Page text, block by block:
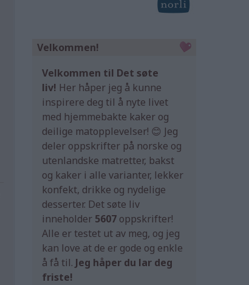
Velkommen!
Velkommen til Det søte
liv! Her håper jeg å kunne
inspirere deg til å nyte livet
med hjemmebakte kaker og
deilige matopplevelser! 😊 Jeg
deler oppskrifter på norske og
utenlandske matretter, bakst
og kaker i alle varianter, lekker
konfekt, drikke og nydelige
desserter. Det søte liv
inneholder 5607 oppskrifter!
Alle er testet ut av meg, og jeg
kan love at de er gode og enkle
å få til. Jeg håper du lar deg
friste!